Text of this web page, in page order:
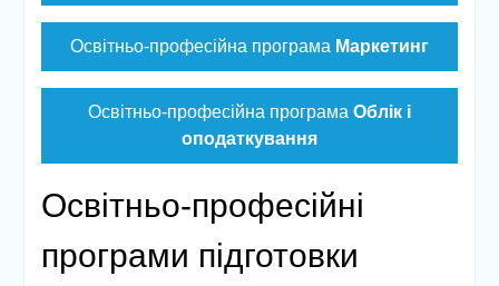
Освітньо-професійна програма Маркетинг
Освітньо-професійна програма Облік і
оподаткування
Освітньо-професійні
програми підготовки